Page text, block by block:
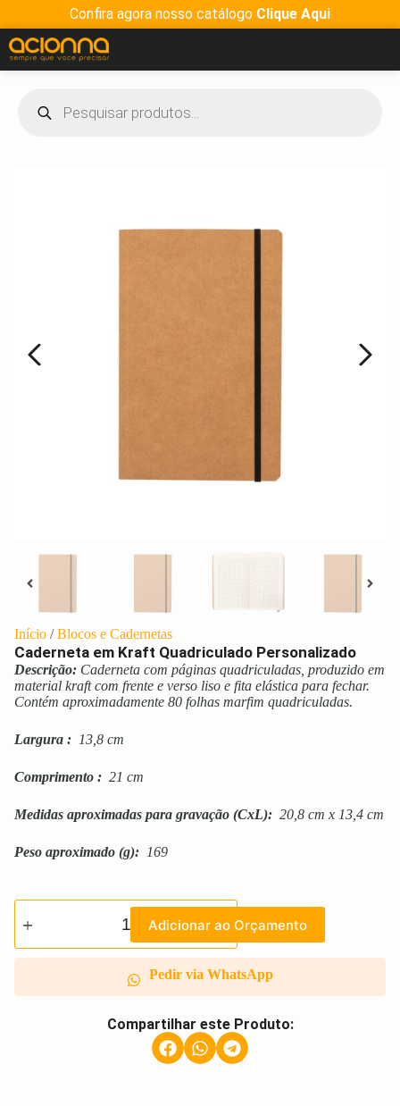
Confira agora nosso catálogo Clique Aqui
Início /Blocos e Cadernetas
Caderneta em Kraft Quadriculado Personalizado
Descrição: Caderneta com páginas quadriculadas, produzido em
material kraft com frente e verso liso e fita elástica para fechar.
Contém aproximadamente 80 folhas marfim quadriculadas.
Largura : 13,8 cm
Comprimento : 21 cm
Medidas aproximadas para gravação (CxL): 20,8 cm x 13,4 cm
Peso aproximado (g): 169
Adicionar ao Orçamento
Pedir via WhatsApp
Compartilhar este Produto: